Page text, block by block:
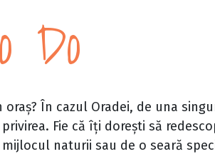
Do
În cazul Oradei, de una
Fie că îți dorești să
naturii sau de o seară